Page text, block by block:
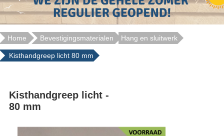
Home Bevestigingsmaterialen Hang en sluitwerk
Kisthandgreep licht 80 mm
Kisthandgreep licht -
80 mm